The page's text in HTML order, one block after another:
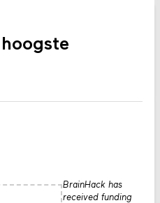
BrainHack has
received funding